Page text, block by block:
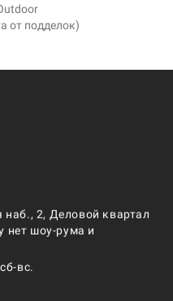
от подделок)
2, Деловой квартал
нет шоу-рума и
вс.